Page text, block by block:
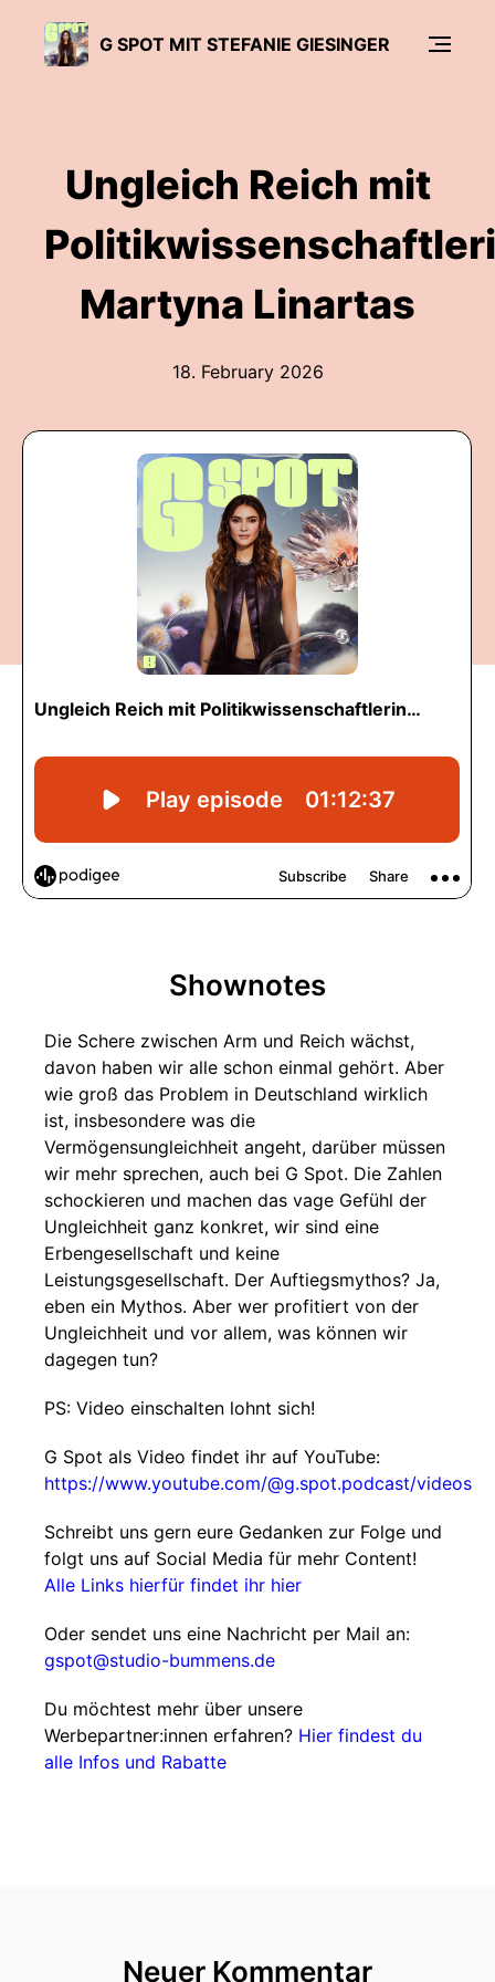
G SPOT MIT STEFANIE GIESINGER
Ungleich Reich mit
Martyna Linartas
18. February 2026
Shownotes
Die Schere zwischen Arm und Reich wächst,
davon haben wir alle schon einmal gehört. Aber
wie groß das Problem in Deutschland wirklich
ist, insbesondere was die
Vermögensungleichheit angeht, darüber müssen
wir mehr sprechen, auch bei G Spot. Die Zahlen
schockieren und machen das vage Gefühl der
Ungleichheit ganz konkret, wir sind eine
Erbengesellschaft und keine
Leistungsgesellschaft. Der Auftiegsmythos? Ja,
eben ein Mythos. Aber wer profitiert von der
Ungleichheit und vor allem, was können wir
dagegen tun?
PS: Video einschalten lohnt sich!
G Spot als Video findet ihr auf YouTube:
https://www.youtube.com/@g.spot.podcast/videos
Schreibt uns gern eure Gedanken zur Folge und
folgt uns auf Social Media für mehr Content!
Alle Links hierfür findet ihr hier
Oder sendet uns eine Nachricht per Mail an:
gspot@studio-bummens.de
Du möchtest mehr über unsere
Werbepartner:innen erfahren? Hier findest du
alle Infos und Rabatte
Neuer Kommentar